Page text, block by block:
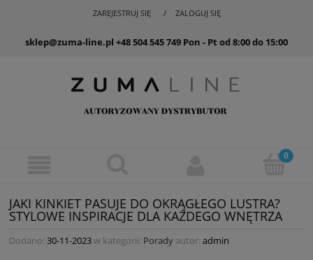
ZAREJESTRUJ SIĘ ZALOGUJ SIĘ
sklep@zuma-line.pl +48 504 545 749 Pon - Pt od 8:00 do 15:00
JAKI KINKIET PASUJE DO OKRĄGŁEGO LUSTRA?
STYLOWE INSPIRACJE DLA KAŻDEGO WNĘTRZA
Dodano: 30-11-2023w kategorii: Porady autor: admin